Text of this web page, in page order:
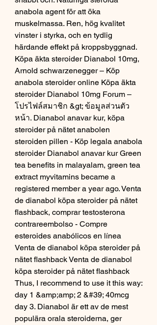
anabola agent för att öka
muskelmassa. Ren, hög kvalitet
vinster i styrka, och en tydlig
härdande effekt på kroppsbyggnad.
Köpa äkta steroider Dianabol 10mg,
Arnold schwarzenegger – Köp
anabola steroider online Köpa äkta
steroider Dianabol 10mg Forum –
โปรไฟล์สมาชิก &gt; ข้อมูลส่วนตัว
หน้า. Dianabol anavar kur, köpa
steroider på nätet anabolen
steroiden pillen - Köp legala anabola
steroider Dianabol anavar kur Green
tea benefits in malayalam, green tea
extract myvitamins became a
registered member a year ago. Venta
de dianabol köpa steroider på nätet
flashback, comprar testosterona
contrareembolso - Compre
esteroides anabólicos en línea
Venta de dianabol köpa steroider på
nätet flashback Venta de dianabol
köpa steroider på nätet flashback
Thus, I recommend to use it this way:
day 1 &amp;amp; 2 &#39; 40mcg
day 3. Dianabol är ett av de mest
populära orala steroiderna, ger